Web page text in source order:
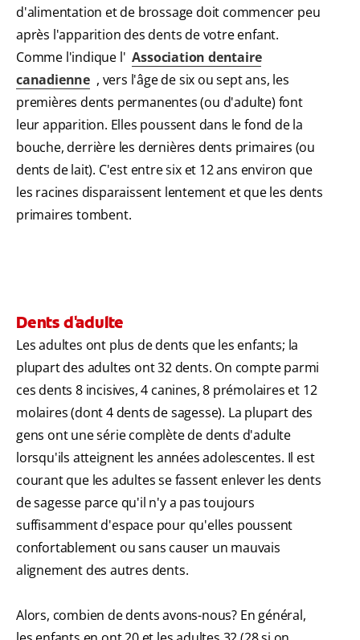
d'alimentation et de brossage doit commencer peu
après l'apparition des dents de votre enfant.
Comme l'indique l' Association dentaire
canadienne , vers l'âge de six ou sept ans, les
premières dents permanentes (ou d'adulte) font
leur apparition. Elles poussent dans le fond de la
bouche, derrière les dernières dents primaires (ou
dents de lait). C'est entre six et 12 ans environ que
les racines disparaissent lentement et que les dents
primaires tombent.
Dents d'adulte
Les adultes ont plus de dents que les enfants; la
plupart des adultes ont 32 dents. On compte parmi
ces dents 8 incisives, 4 canines, 8 prémolaires et 12
molaires (dont 4 dents de sagesse). La plupart des
gens ont une série complète de dents d'adulte
lorsqu'ils atteignent les années adolescentes. Il est
courant que les adultes se fassent enlever les dents
de sagesse parce qu'il n'y a pas toujours
suffisamment d'espace pour qu'elles poussent
confortablement ou sans causer un mauvais
alignement des autres dents.
Alors, combien de dents avons-nous? En général,